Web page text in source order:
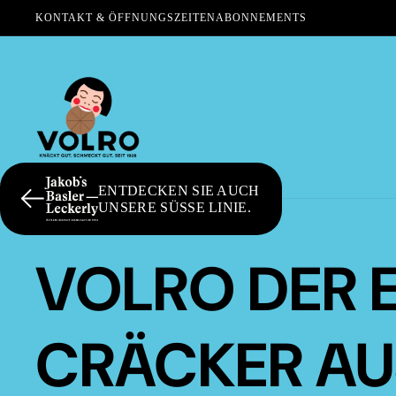
KONTAKT & ÖFFNUNGSZEITENABONNEMENTS
ENTDECKEN SIE AUCH
UNSERE SÜSSE LINIE.
VOLRO DER
CRÄCKER